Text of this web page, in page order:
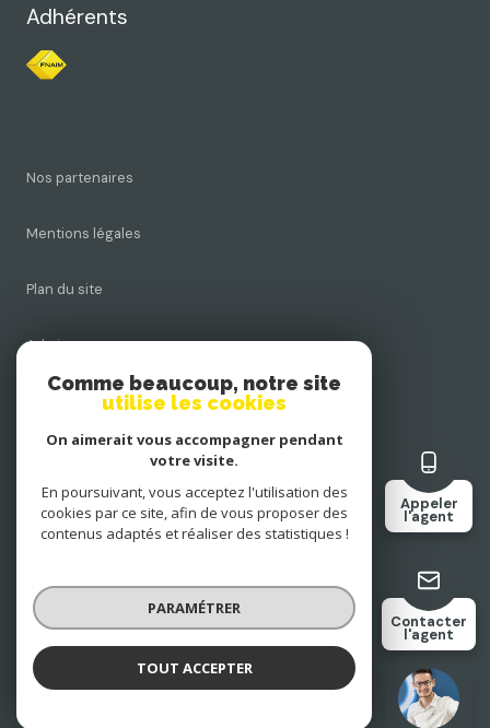
Rémi PARENT
Appeler
l'agent
Contacter
l'agent
Adhérents
Nos partenaires
Mentions légales
Plan du site
Admin
Nos honoraires
Cookies
© 2026 | Tous droits réservés
Réalisé par
Comme beaucoup, notre site
utilise les cookies
On aimerait vous accompagner pendant
votre visite.
En poursuivant, vous acceptez l'utilisation des
cookies par ce site, afin de vous proposer des
contenus adaptés et réaliser des statistiques !
PARAMÉTRER
TOUT ACCEPTER